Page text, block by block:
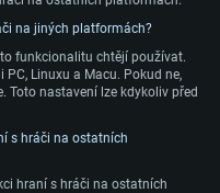
Mac
Linuxu
na jiných platformách?
funkcionalitu chtějí používat.
Linuxu a Macu. Pokud ne,
Toto nastavení lze kdykoliv před
s hráči na ostatních
hraní s hráči na ostatních